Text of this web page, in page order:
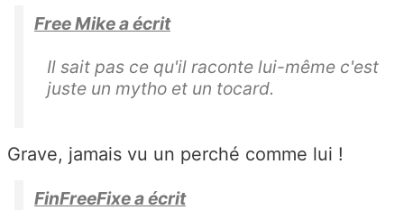
Free Mike a écrit
Il sait pas ce qu'il raconte lui-même c'est
juste un mytho et un tocard.
Grave, jamais vu un perché comme lui !
FinFreeFixe a écrit